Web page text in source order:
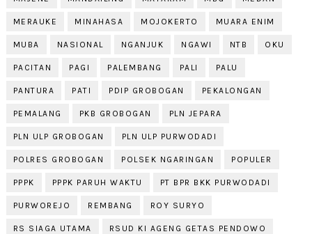
MERAUKE MINAHASA MOJOKERTO MUARA ENIM
MUBA NASIONAL NGANJUK NGAWI NTB OKU
PACITAN PAGI PALEMBANG PALI PALU
PANTURA PATI PDIP GROBOGAN PEKALONGAN
PEMALANG PKB GROBOGAN PLN JEPARA
PLN ULP GROBOGAN PLN ULP PURWODADI
POLRES GROBOGAN POLSEK NGARINGAN POPULER
PPPK PPPK PARUH WAKTU PT BPR BKK PURWODADI
PURWOREJO REMBANG ROY SURYO
RS SIAGA UTAMA RSUD KI AGENG GETAS PENDOWO